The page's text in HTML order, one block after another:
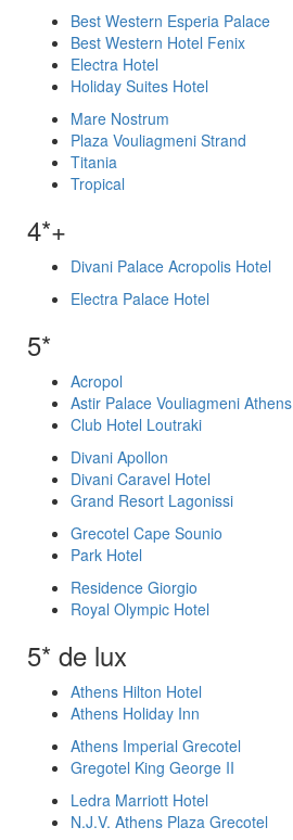
Best Western Esperia Palace
Best Western Hotel Fenix
Electra Hotel
Holiday Suites Hotel
Mare Nostrum
Plaza Vouliagmeni Strand
Titania
Tropical
4*+
Divani Palace Acropolis Hotel
Electra Palace Hotel
5*
Acropol
Astir Palace Vouliagmeni Athens
Club Hotel Loutraki
Divani Apollon
Divani Caravel Hotel
Grand Resort Lagonissi
Grecotel Cape Sounio
Park Hotel
Residence Giorgio
Royal Olympic Hotel
5* de lux
Athens Hilton Hotel
Athens Holiday Inn
Athens Imperial Grecotel
Gregotel King George II
Ledra Marriott Hotel
N.J.V. Athens Plaza Grecotel